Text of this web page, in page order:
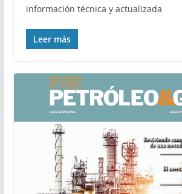
información técnica y actualizada
Leer más